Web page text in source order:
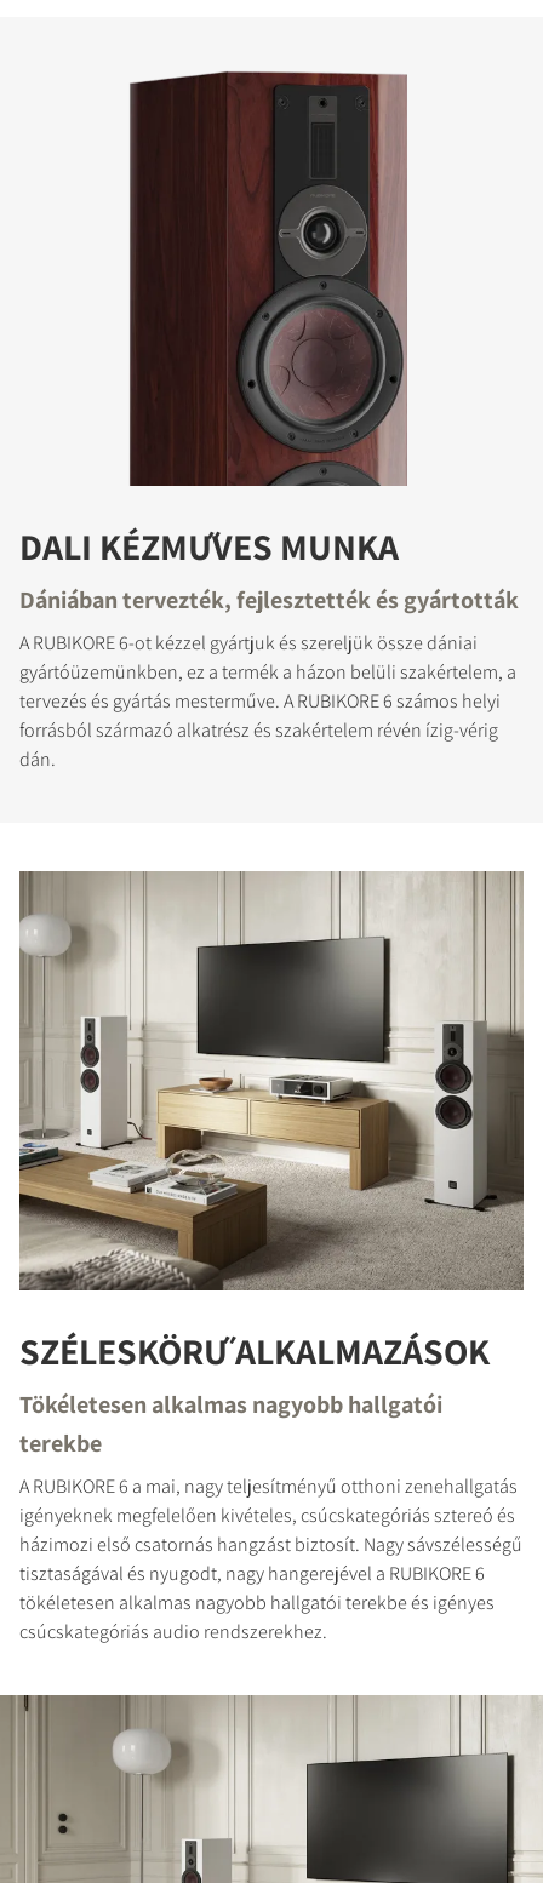
TERMÉKEK ÖSSZEHASONLÍTÁSA
DALI KÉZMŰVES MUNKA
Dániában tervezték, fejlesztették és gyártották
A RUBIKORE 6-ot kézzel gyártjuk és szereljük össze dániai
gyártóüzemünkben, ez a termék a házon belüli szakértelem, a
tervezés és gyártás mesterműve. A RUBIKORE 6 számos helyi
forrásból származó alkatrész és szakértelem révén ízig-vérig
dán.
SZÉLESKÖRŰ ALKALMAZÁSOK
Tökéletesen alkalmas nagyobb hallgatói
terekbe
A RUBIKORE 6 a mai, nagy teljesítményű otthoni zenehallgatás
igényeknek megfelelően kivételes, csúcskategóriás sztereó és
házimozi első csatornás hangzást biztosít. Nagy sávszélességű
tisztaságával és nyugodt, nagy hangerejével a RUBIKORE 6
tökéletesen alkalmas nagyobb hallgatói terekbe és igényes
csúcskategóriás audio rendszerekhez.
REGISZTRÁLJON A